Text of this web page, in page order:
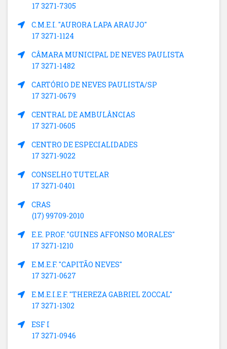
17 3271-7305
C.M.E.I. "AURORA LAPA ARAUJO"
17 3271-1124
CÂMARA MUNICIPAL DE NEVES PAULISTA
17 3271-1482
CARTÓRIO DE NEVES PAULISTA/SP
17 3271-0679
CENTRAL DE AMBULÂNCIAS
17 3271-0605
CENTRO DE ESPECIALIDADES
17 3271-9022
CONSELHO TUTELAR
17 3271-0401
CRAS
(17) 99709-2010
E.E. PROF. "GUINES AFFONSO MORALES"
17 3271-1210
E.M.E.F. "CAPITÃO NEVES"
17 3271-0627
E.M.E.I.E.F. "THEREZA GABRIEL ZOCCAL"
17 3271-1302
ESF I
17 3271-0946